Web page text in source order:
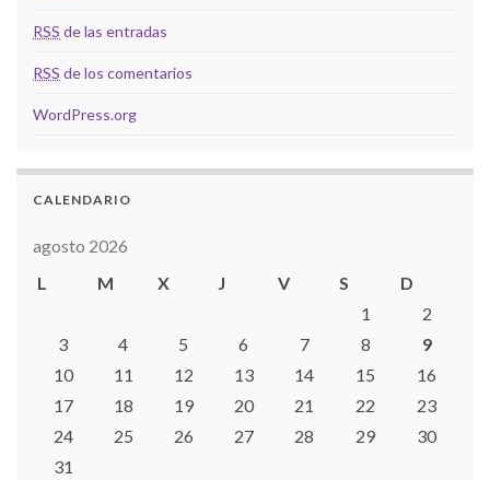
RSS de las entradas
RSS de los comentarios
WordPress.org
CALENDARIO
agosto 2026
L
M X J V S
D
1
2
3
4 5 6 7 8
9
10
11 12 13 14 15
16
17
18 19 20 21 22
23
24
25 26 27 28 29
30
31